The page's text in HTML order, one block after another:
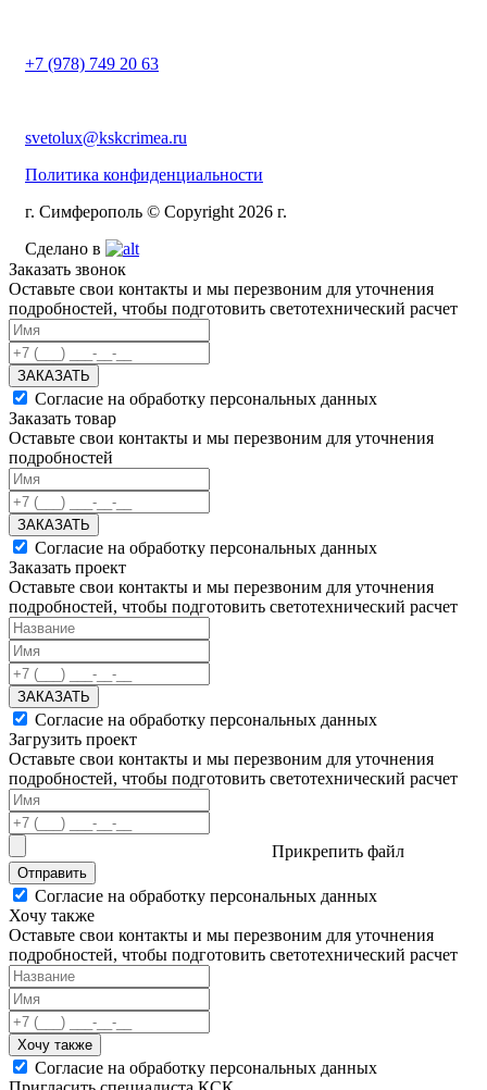
+7 (978) 749 20 63
svetolux@kskcrimea.ru
Политика конфиденциальности
г. Симферополь © Copyright 2026 г.
Сделано в
Заказать звонок
Оставьте свои контакты и мы перезвоним для уточнения
подробностей, чтобы подготовить светотехнический расчет
ЗАКАЗАТЬ
Согласие на обработку персональных данных
Заказать товар
Оставьте свои контакты и мы перезвоним для уточнения
подробностей
ЗАКАЗАТЬ
Согласие на обработку персональных данных
Заказать проект
Оставьте свои контакты и мы перезвоним для уточнения
подробностей, чтобы подготовить светотехнический расчет
ЗАКАЗАТЬ
Согласие на обработку персональных данных
Загрузить проект
Оставьте свои контакты и мы перезвоним для уточнения
подробностей, чтобы подготовить светотехнический расчет
Прикрепить файл
Отправить
Согласие на обработку персональных данных
Хочу также
Оставьте свои контакты и мы перезвоним для уточнения
подробностей, чтобы подготовить светотехнический расчет
Хочу также
Согласие на обработку персональных данных